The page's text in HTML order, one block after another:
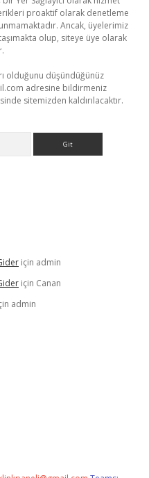
proaktif olarak denetleme
Ancak, üyelerimiz
olup, siteye üye olarak
olduğunu düşündüğünüz
adresine bildirmeniz
sitemizden kaldırılacaktır.
için admin
için Canan
admin